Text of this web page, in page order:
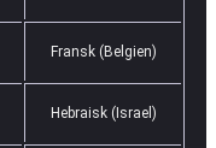
Fransk (Belgien)
Hebraisk (Israel)